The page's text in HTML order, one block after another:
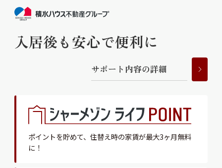
入居後も安心で便利に
サポー ト 内容の詳細
ポイントを貯めて、 住替え時の家賃が最大3ヶ月無料
に！